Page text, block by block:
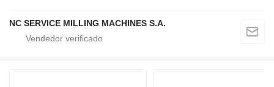
NC SERVICE MILLING MACHINES S.A.